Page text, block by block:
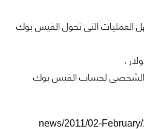
العمليات التى تحول الفيس بوك
الشخصى لحساب الفيس بوك
news/2011/02-